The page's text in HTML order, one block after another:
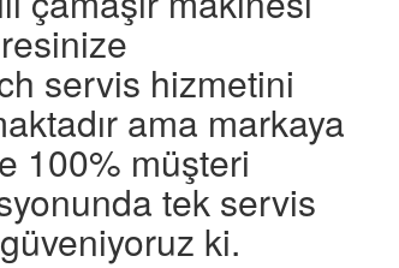
servis hizmetini
ama markaya
100% müşteri
tek servis
ki.